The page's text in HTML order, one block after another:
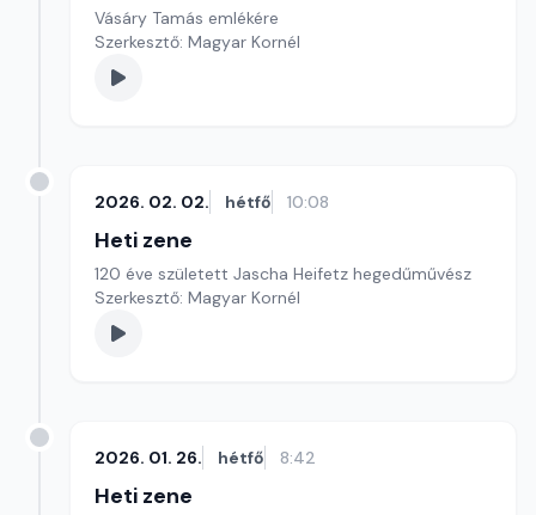
Vásáry Tamás emlékére
Szerkesztő: Magyar Kornél
2026. 02. 02. hétfő 10:08
Heti zene
120 éve született Jascha Heifetz hegedűművész
Szerkesztő: Magyar Kornél
2026. 01. 26. hétfő 8:42
Heti zene